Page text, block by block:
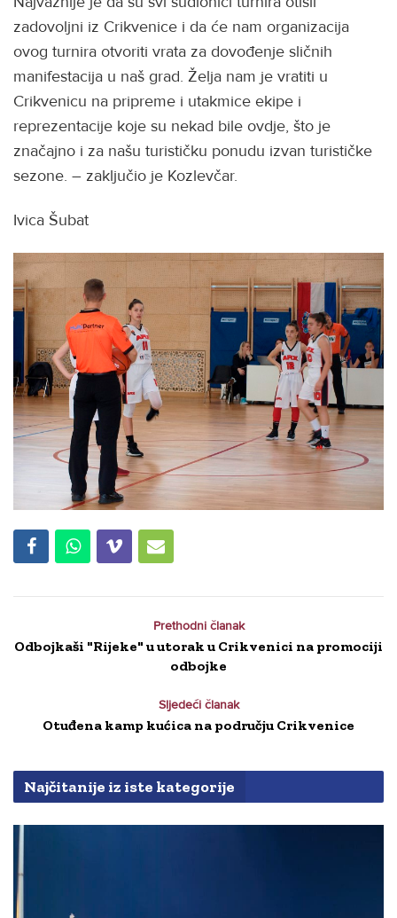
zadovoljni iz Crikvenice i da će nam organizacija
ovog turnira otvoriti vrata za dovođenje sličnih
manifestacija u naš grad. Želja nam je vratiti u
Crikvenicu na pripreme i utakmice ekipe i
reprezentacije koje su nekad bile ovdje, što je
značajno i za našu turističku ponudu izvan turističke
sezone. – zaključio je Kozlevčar.
Ivica Šubat
Prethodni članak
Odbojkaši "Rijeke" u utorak u Crikvenici na promociji
odbojke
Sljedeći članak
Otuđena kamp kućica na području Crikvenice
Najčitanije iz iste kategorije